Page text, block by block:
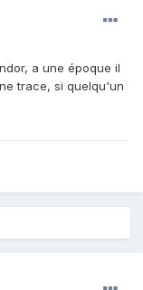
a une époque il
trace, si quelqu'un